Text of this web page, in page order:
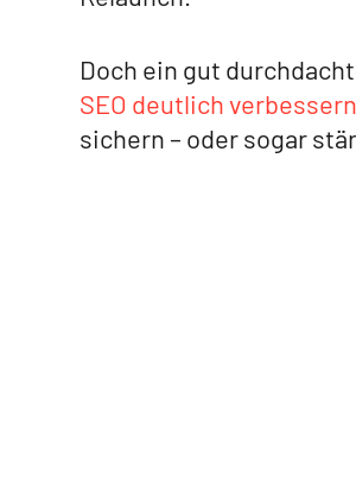
Doch ein gut
SEO deutlich verbessern
sichern – oder sogar